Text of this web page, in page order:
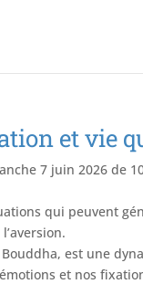
et vie
7 juin 2026 de
qui peuvent
est une
et nos